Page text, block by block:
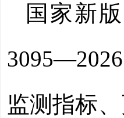
国家新
监测指标